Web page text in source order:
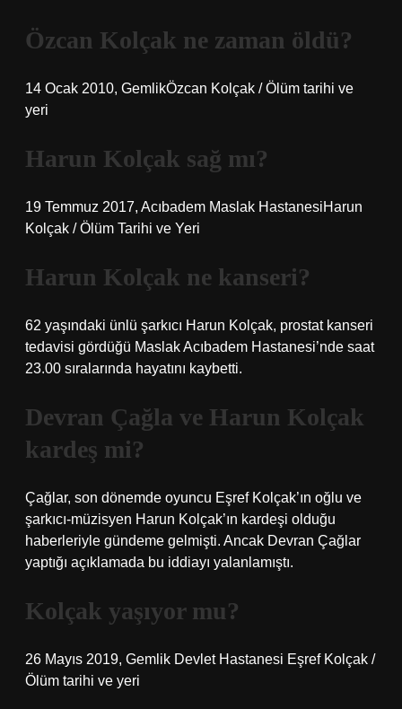
Özcan Kolçak ne zaman öldü?
14 Ocak 2010, GemlikÖzcan Kolçak / Ölüm tarihi ve
yeri
Harun Kolçak sağ mı?
19 Temmuz 2017, Acıbadem Maslak HastanesiHarun
Kolçak / Ölüm Tarihi ve Yeri
Harun Kolçak ne kanseri?
62 yaşındaki ünlü şarkıcı Harun Kolçak, prostat kanseri
tedavisi gördüğü Maslak Acıbadem Hastanesi’nde saat
23.00 sıralarında hayatını kaybetti.
Devran Çağla ve Harun Kolçak
kardeş mi?
Çağlar, son dönemde oyuncu Eşref Kolçak’ın oğlu ve
şarkıcı-müzisyen Harun Kolçak’ın kardeşi olduğu
haberleriyle gündeme gelmişti. Ancak Devran Çağlar
yaptığı açıklamada bu iddiayı yalanlamıştı.
Kolçak yaşıyor mu?
26 Mayıs 2019, Gemlik Devlet Hastanesi Eşref Kolçak /
Ölüm tarihi ve yeri